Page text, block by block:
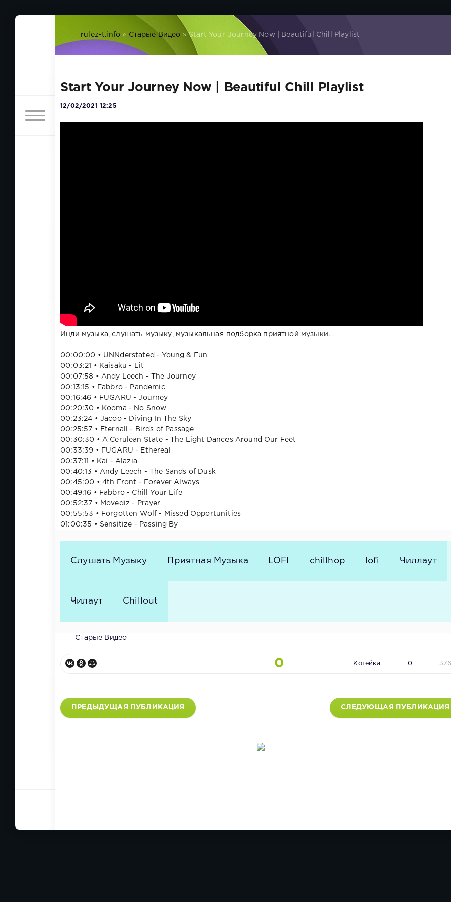
rulez-t.info » Старые Видео » Start Your Journey Now | Beautiful Chill Playlist
Start Your Journey Now | Beautiful Chill Playlist
12/02/2021 12:25
Инди музыка, слушать музыку, музыкальная подборка приятной музыки.
00:00:00​ • UNNderstated - Young & Fun
00:03:21​ • Kaisaku - Lit
00:07:58​ • Andy Leech - The Journey
00:13:15​ • Fabbro - Pandemic
00:16:46​ • FUGARU - Journey
00:20:30​ • Kooma - No Snow
00:23:24​ • Jacoo - Diving In The Sky
00:25:57​ • Eternall - Birds of Passage
00:30:30​ • A Cerulean State - The Light Dances Around Our Feet
00:33:39​ • FUGARU - Ethereal
00:37:11​ • Kai - Alazia
00:40:13​ • Andy Leech - The Sands of Dusk
00:45:00​ • 4th Front - Forever Always
00:49:16​ • Fabbro - Chill Your Life
00:52:37​ • Movediz - Prayer
00:55:53​ • Forgotten Wolf - Missed Opportunities
01:00:35​ • Sensitize - Passing By
Слушать Музыку Приятная Музыка LOFI chillhop lofi Чиллаут
Чилаут Chillout
Старые Видео
0 Котейка 0
ПРЕДЫДУЩАЯ ПУБЛИКАЦИЯ СЛЕДУЮЩАЯ ПУБЛИКАЦИЯ